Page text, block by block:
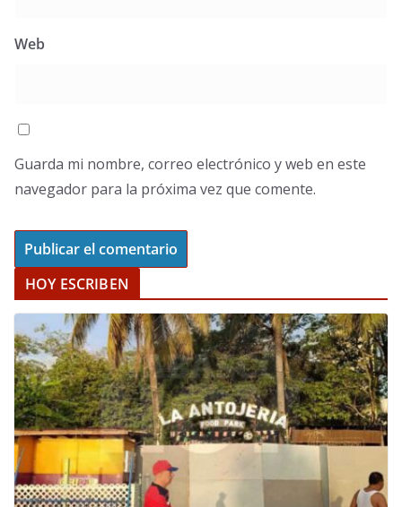
Web
Guarda mi nombre, correo electrónico y web en este
navegador para la próxima vez que comente.
HOY ESCRIBEN